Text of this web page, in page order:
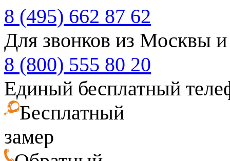
8 (495) 662 87 62
Для звонков из Москвы
8 (800) 555 80 20
Единый бесплатный
Бесплатный
замер